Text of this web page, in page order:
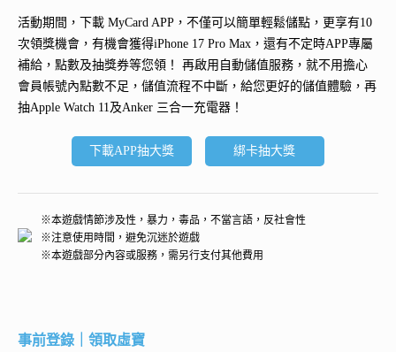
活動期間，下載 MyCard APP，不僅可以簡單輕鬆儲點，更享有10
次領獎機會，有機會獲得iPhone 17 Pro Max ，還有不定時APP專屬
補給，點數及抽獎券等您領！ 再啟用自動儲值服務 ，就不用擔心
會員帳號內點數不足，儲值流程不中斷，給您更好的儲值體驗，再
抽Apple Watch 11及Anker 三合一充電器 ！
下載APP抽大獎 綁卡抽大獎
※本遊戲情節涉及性，暴力，毒品，不當言語，反社會性
※注意使用時間，避免沉迷於遊戲
※本遊戲部分內容或服務，需另行支付其他費用
事前登錄｜領取虛寶